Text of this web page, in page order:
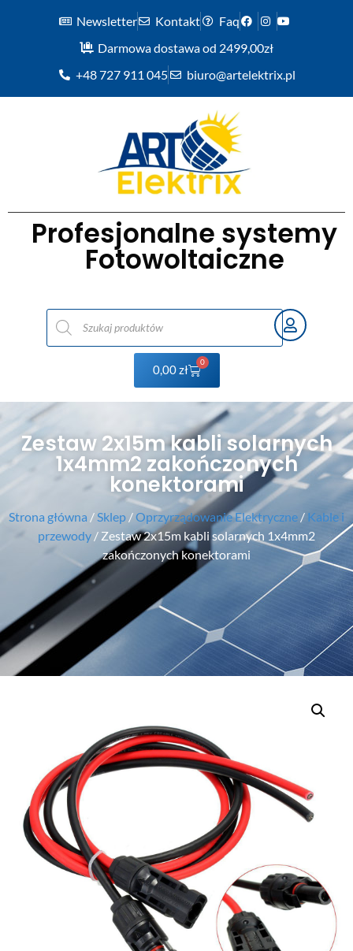
Newsletter Kontakt
Faq
Darmowa dostawa od 2499,00zł
+48 727 911 045
biuro@artelektrix.pl
Profesjonalne systemy
Fotowoltaiczne
0,00zł
0
Zestaw 2x15m kabli solarnych
1x4mm2 zakończonych
konektorami
Strona główna / Sklep /Oprzyrządowanie Elektryczne / Kable i
przewody / Zestaw 2x15m kabli solarnych 1x4mm2
zakończonych konektorami